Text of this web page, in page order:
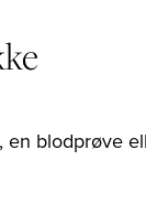
en blodprøve